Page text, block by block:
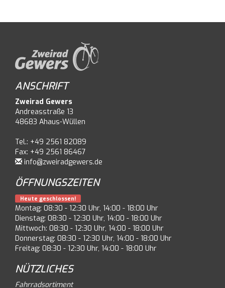
ANSCHRIFT
Zweirad Gewers
Andreasstraße 13
48683 Ahaus-Wüllen
Tel.: +49 2561 82089
Fax: +49 2561 86467
info@zweiradgewers.de
ÖFFNUNGSZEITEN
Heute geschlossen!
Montag: 08:30 - 12:30 Uhr, 14:00 - 18:00 Uhr
Dienstag: 08:30 - 12:30 Uhr, 14:00 - 18:00 Uhr
Mittwoch: 08:30 - 12:30 Uhr, 14:00 - 18:00 Uhr
Donnerstag: 08:30 - 12:30 Uhr, 14:00 - 18:00 Uhr
Freitag: 08:30 - 12:30 Uhr, 14:00 - 18:00 Uhr
NÜTZLICHES
Fahrradsortiment